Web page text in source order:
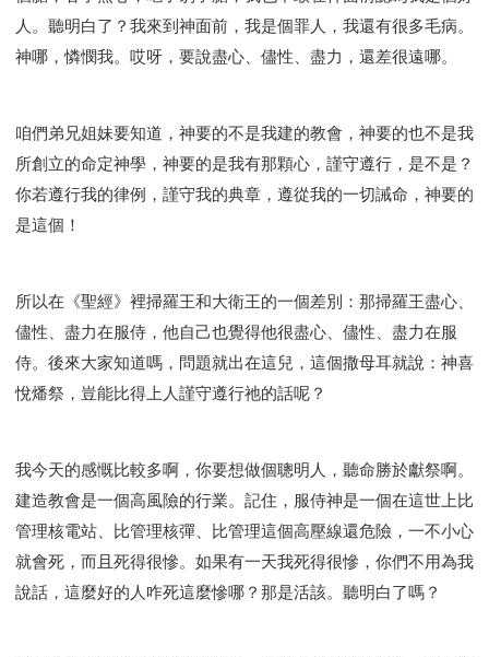
人。聽明白了？我來到神面前，我是個罪人，我還有很多毛病。
神哪，憐憫我。哎呀，要說盡心、儘性、盡力，還差很遠哪。
咱們弟兄姐妹要知道，神要的不是我建的教會，神要的也不是我
所創立的命定神學，神要的是我有那顆心，謹守遵行，是不是？
你若遵行我的律例，謹守我的典章，遵從我的一切誡命，神要的
是這個！
所以在《聖經》裡掃羅王和大衛王的一個差別：那掃羅王盡心、
儘性、盡力在服侍，他自己也覺得他很盡心、儘性、盡力在服
侍。後來大家知道嗎，問題就出在這兒，這個撒母耳就說：神喜
悅燔祭，豈能比得上人謹守遵行祂的話呢？
我今天的感慨比較多啊，你要想做個聰明人，聽命勝於獻祭啊。
建造教會是一個高風險的行業。記住，服侍神是一個在這世上比
管理核電站、比管理核彈、比管理這個高壓線還危險，一不小心
就會死，而且死得很慘。如果有一天我死得很慘，你們不用為我
說話，這麼好的人咋死這麼慘哪？那是活該。聽明白了嗎？